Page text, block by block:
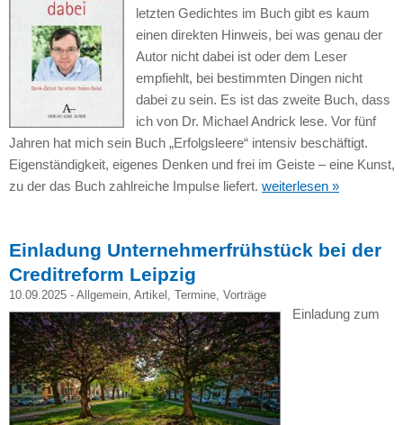
letzten Gedichtes im Buch gibt es kaum
einen direkten Hinweis, bei was genau der
Autor nicht dabei ist oder dem Leser
empfiehlt, bei bestimmten Dingen nicht
dabei zu sein. Es ist das zweite Buch, dass
ich von Dr. Michael Andrick lese. Vor fünf
Jahren hat mich sein Buch „Erfolgsleere“ intensiv beschäftigt.
Eigenständigkeit, eigenes Denken und frei im Geiste – eine Kunst,
zu der das Buch zahlreiche Impulse liefert. weiterlesen »
Einladung Unternehmerfrühstück bei der
Creditreform Leipzig
10.09.2025 - Allgemein, Artikel Termine, Vorträge
Einladung zum